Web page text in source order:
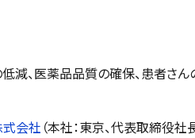
減、医薬品品質の確保、患者さ
会社 （本社：東京、代表取締役社